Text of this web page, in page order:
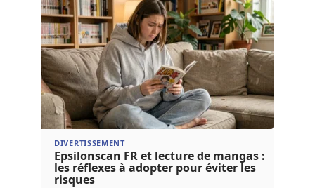
DIVERTISSEMENT
Epsilonscan FR et lecture de mangas :
les réflexes à adopter pour éviter les
risques